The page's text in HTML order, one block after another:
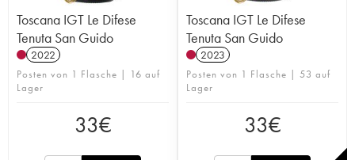
Toscana IGT Le Difese
Tenuta San Guido
2022
Posten von 1 Flasche | 16 auf
Lager
33€
Toscana IGT Le Difese
Tenuta San Guido
2023
Posten von 1 Flasche | 53 auf
Lager
33€